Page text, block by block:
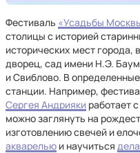
Фестиваль «Усадьбы
столицы с историей
исторических мест города,
дворец, сад имени Н.Э.
и Свиблово. В
станции. Например,
Сергея Андрияки работает
можно заглянуть на
изготовлению свечей и
акварелью и научиться